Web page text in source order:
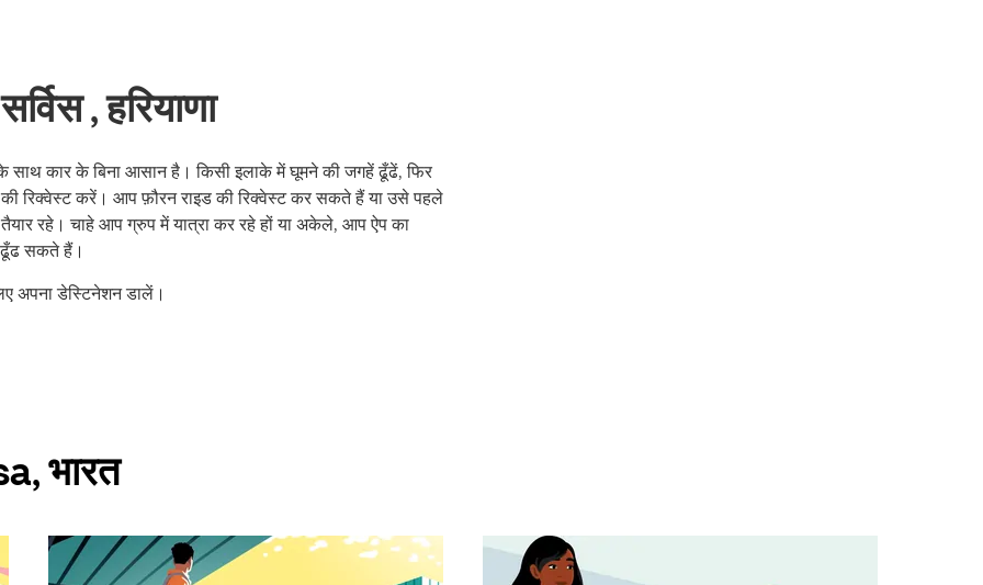
, हरियाणा
कार के बिना आसान है। किसी इलाके में घूमने की जगहें ढूँढें, फिर
रिक्वेस्ट करें। आप फ़ौरन राइड की रिक्वेस्ट कर सकते हैं या उसे पहले
रहे। चाहे आप ग्रुप में यात्रा कर रहे हों या अकेले, आप ऐप का
ढूँढ सकते हैं।
अपना डेस्टिनेशन डालें।
भारत